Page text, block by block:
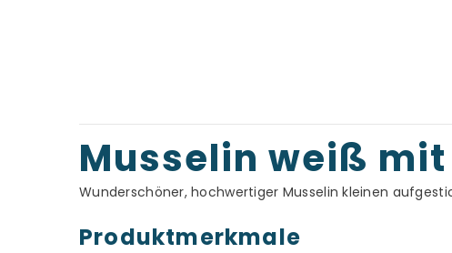
Musselin weiß
Wunderschöner, hochwertiger Musselin kleinen
Produktmerkmale